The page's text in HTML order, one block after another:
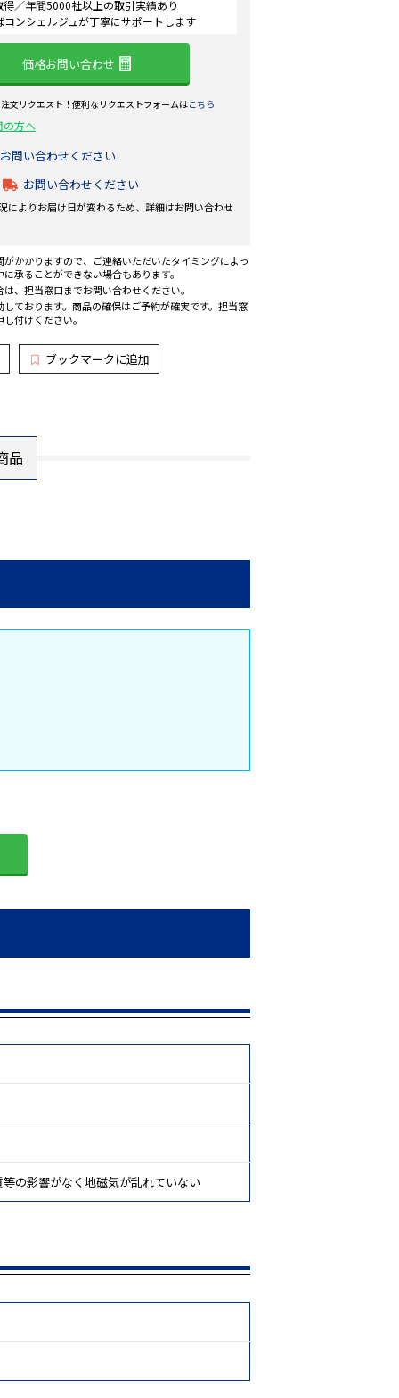
／年間5000社以上の取引実績あり
コンシェルジュが丁寧にサポートします
価格お問い合わせ
文リクエスト！便利なリクエストフォームはこちら
の方へ
お問い合わせください
お問い合わせください
によりお届け日が変わるため、詳細はお問い合わせ
かかりますので、ご連絡いただいたタイミングによっ
承ることができない場合もあります。
、担当窓口までお問い合わせください。
ております。商品の確保はご予約が確実です。担当窓
付けください。
ブックマークに追加
品
の影響がなく地磁気が乱れていない